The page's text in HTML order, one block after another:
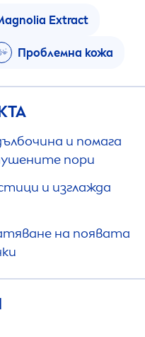
Extract
Проблемна кожа
и помага
пори
и изглажда
на появата